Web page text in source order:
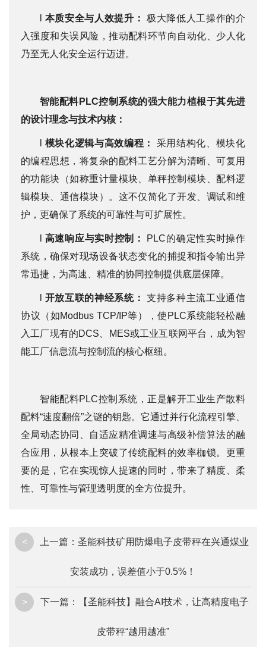
本质安全与人效提升：
极大降低人工操作的介
入强度和失误风险，推动配料环节向自动化、少人化
乃至无人化安全运行迈进。
智能配料PLC控制系统的强大能力植根于其先进
的设计理念与技术内核：
模块化逻辑与高效编程：
采用结构化、模块化
的编程思想，将复杂的配料工艺分解为清晰、可复用
的功能块（如称重计量模块、单秤控制模块、配料逻
辑模块、通信模块）。这不仅简化了开发、调试和维
护，更确保了系统的可靠性与可扩展性。
高速响应与实时控制：
PLC的确定性实时操作
系统，确保对现场设备状态变化的捕捉和指令输出异
常迅捷，为高速、精准的协同控制提供底层保障。
开放互联的神经系统：
支持多种主流工业通信
协议（如Modbus TCP/IP等），使PLC系统能轻松融
入工厂现有的DCS、MES或工业互联网平台，成为智
能工厂信息流与控制流的核心枢纽。
智能配料PLC控制系统，正是解开工业生产散料
配料“速度翻倍”之谜的钥匙。它通过并行化流程引擎、
全局动态协同、自适应精准调速与高级补偿算法的融
合应用，从根本上突破了传统配料的效率枷锁。更重
要的是，它在实现惊人提速的同时，带来了精度、柔
性、可靠性与管理透明度的全方位提升。
< 上一篇： 圣能科技矿用防爆电子皮带秤在兴通煤业
安装成功，误差值小于0.5%！
> 下一篇： 【圣能科技】融合AI技术，让高精度电子
皮带秤“越用越准”